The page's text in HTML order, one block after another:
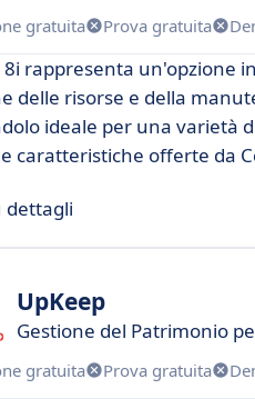
gratuita Prova gratuita
8i rappresenta un'opzione
delle risorse e della
ideale per una varietà
caratteristiche offerte da
dettagli
UpKeep
Gestione del Patrimonio
gratuita Prova gratuita